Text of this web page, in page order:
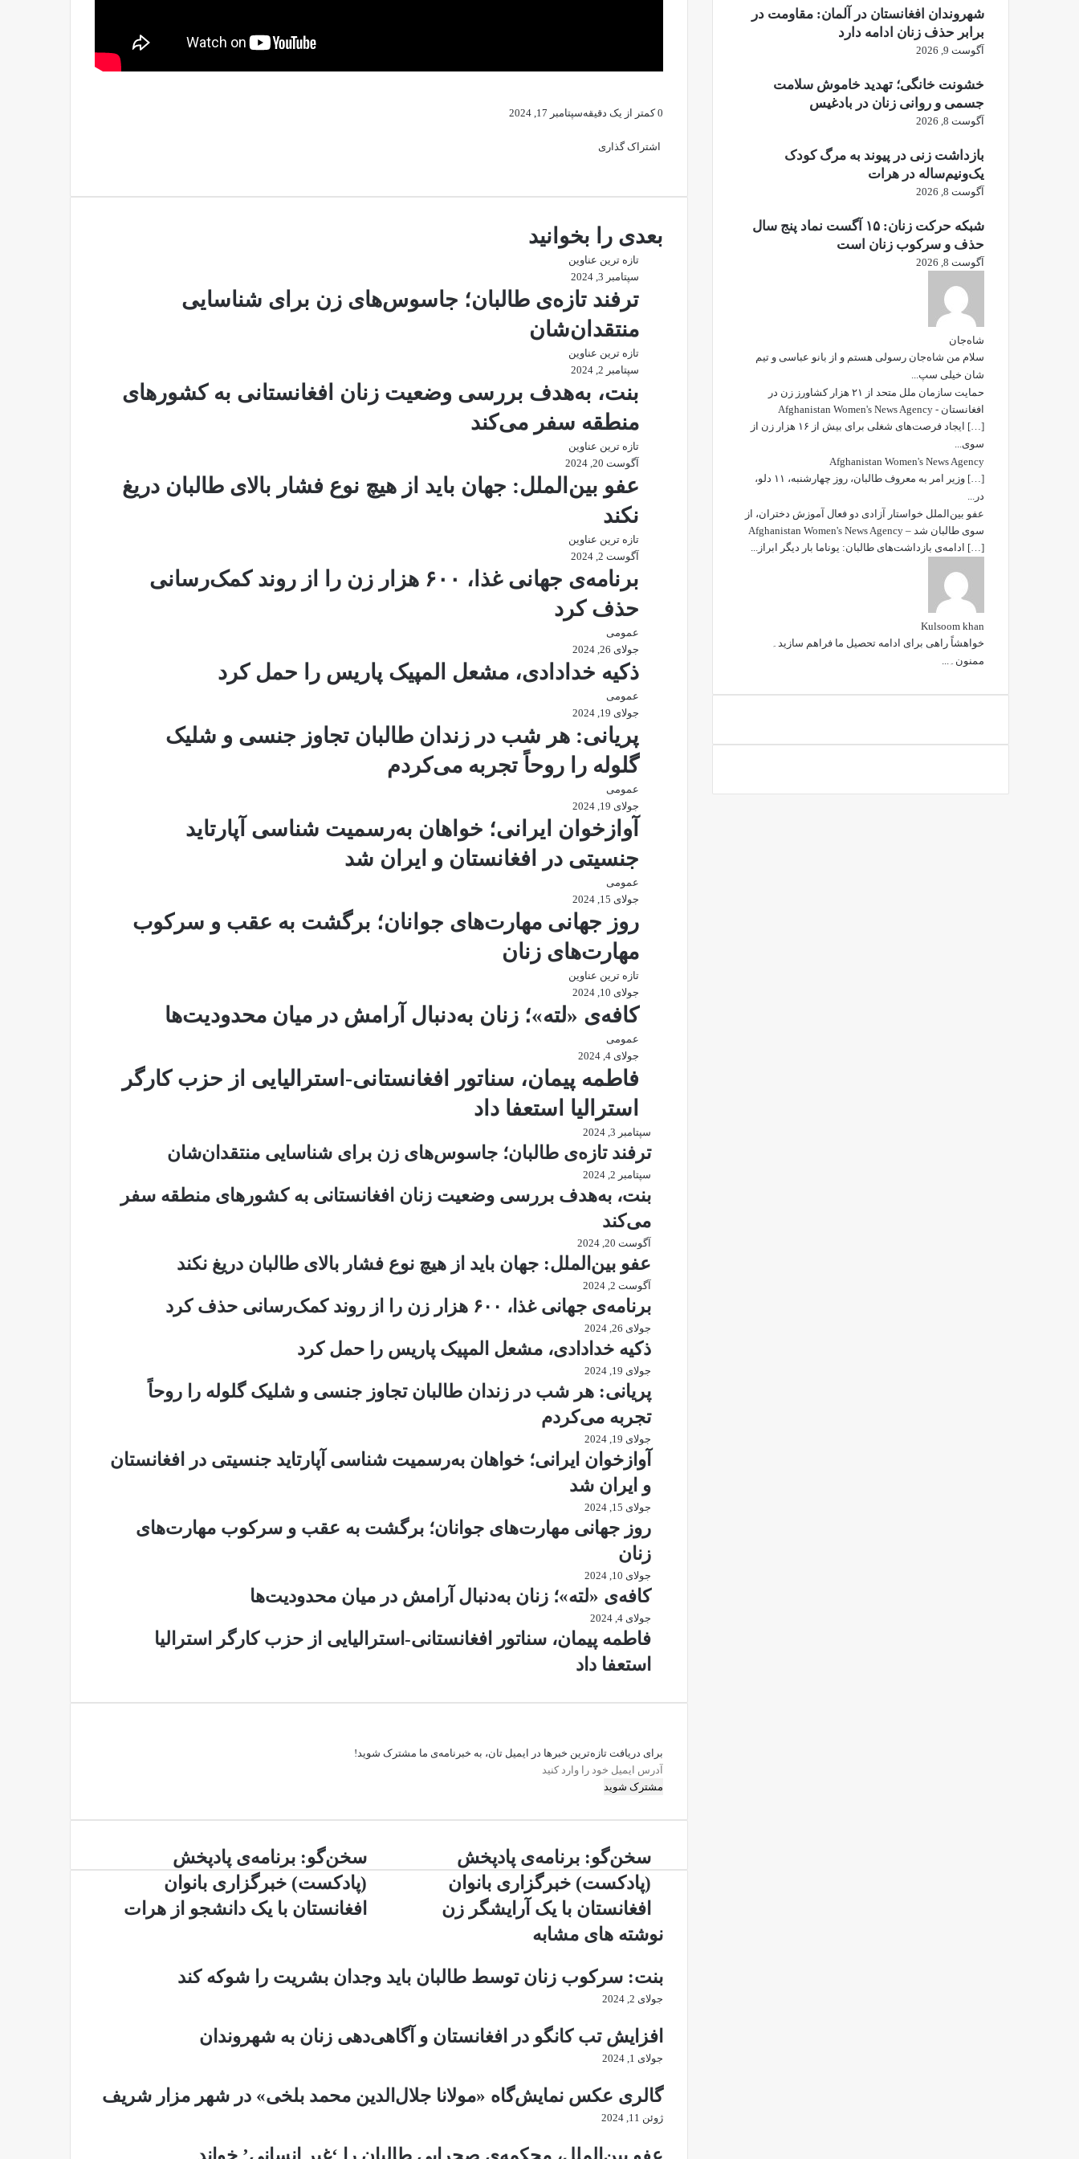
سپتامبر 17, 2024 0کمتر از یک دقیقه
بوک
آپ
اشتراک گذاری
از
بعدی را بخوانید
تازه ترین عناوین
سپتامبر 3, 2024
ترفند تازه‌ی طالبان؛ جاسوس‌های زن برای شناسایی
منتقدان‌شان
تازه ترین عناوین
سپتامبر 2, 2024
بنت، به‌هدف بررسی وضعیت زنان افغانستانی به کشورهای
منطقه سفر می‌کند
تازه ترین عناوین
آگوست 20, 2024
عفو بین‌الملل: جهان باید از هیچ نوع فشار بالای طالبان دریغ
نکند
تازه ترین عناوین
آگوست 2, 2024
برنامه‌ی جهانی غذا، ۶۰۰ هزار زن را از روند کمک‌رسانی
حذف کرد
عمومی
جولای 26, 2024
ذکیه خدادادی، مشعل المپیک پاریس را حمل کرد
عمومی
جولای 19, 2024
پریانی: هر شب در زندان طالبان تجاوز جنسی و شلیک
گلوله را روحاً تجربه می‌کردم
عمومی
جولای 19, 2024
آوازخوان ایرانی؛ خواهان به‌رسمیت شناسی آپارتاید
جنسیتی در افغانستان و ایران شد
عمومی
جولای 15, 2024
روز جهانی مهارت‌های جوانان؛ برگشت به عقب و سرکوب
مهارت‌های زنان
تازه ترین عناوین
جولای 10, 2024
کافه‌ی «لته»؛ زنان به‌دنبال آرامش در میان محدودیت‌ها
عمومی
جولای 4, 2024
فاطمه‌ پیمان، سناتور افغانستانی-استرالیایی از حزب کارگر
استرالیا استعفا داد
سپتامبر 3, 2024
ترفند تازه‌ی طالبان؛ جاسوس‌های زن برای شناسایی منتقدان‌شان
سپتامبر 2, 2024
بنت، به‌هدف بررسی وضعیت زنان افغانستانی به کشورهای منطقه سفر
می‌کند
آگوست 20, 2024
عفو بین‌الملل: جهان باید از هیچ نوع فشار بالای طالبان دریغ نکند
آگوست 2, 2024
برنامه‌ی جهانی غذا، ۶۰۰ هزار زن را از روند کمک‌رسانی حذف کرد
جولای 26, 2024
ذکیه خدادادی، مشعل المپیک پاریس را حمل کرد
جولای 19, 2024
پریانی: هر شب در زندان طالبان تجاوز جنسی و شلیک گلوله را روحاً
تجربه می‌کردم
جولای 19, 2024
آوازخوان ایرانی؛ خواهان به‌رسمیت شناسی آپارتاید جنسیتی در افغانستان
و ایران شد
جولای 15, 2024
روز جهانی مهارت‌های جوانان؛ برگشت به عقب و سرکوب مهارت‌های
زنان
جولای 10, 2024
کافه‌ی «لته»؛ زنان به‌دنبال آرامش در میان محدودیت‌ها
جولای 4, 2024
فاطمه‌ پیمان، سناتور افغانستانی-استرالیایی از حزب کارگر استرالیا
استعفا داد
برای دریافت تازه‌ترین خبرها در ایمیل تان، به خبرنامه‌ی ما مشترک شوید!
آدرس
ایمیل
را
کنید
سخن‌گو:
برنامه‌ی
پادپخش
(پادکست)
خبرگزاری
یک
هرات
سخن‌گو: برنامه‌ی پادپخش
(پادکست) خبرگزاری بانوان
افغانستان با یک دانشجو از هرات
سخن‌گو:
برنامه‌ی
پادپخش
(پادکست)
خبرگزاری
بانوان
یک
آرایشگر
سخن‌گو: برنامه‌ی پادپخش
(پادکست) خبرگزاری بانوان
افغانستان با یک آرایشگر زن
نوشته های مشابه
بنت: سرکوب زنان توسط طالبان باید وجدان بشریت را شوکه کند
جولای 2, 2024
افزایش تب کانگو در افغانستان و آگاهی‌دهی زنان به شهروندان
جولای 1, 2024
گالری عکس نمایش‌گاه «مولانا جلال‌الدین محمد بلخی» در شهر مزار شریف
ژوئن 11, 2024
شهروندان افغانستان در آلمان: مقاومت در
برابر حذف زنان ادامه دارد
آگوست 9, 2026
خشونت خانگی؛ تهدید خاموش سلامت
جسمی و روانی زنان در بادغیس
آگوست 8, 2026
بازداشت زنی در پیوند به مرگ کودک
یک‌ونیم‌ساله در هرات
آگوست 8, 2026
شبکه حرکت زنان: ۱۵ آگست نماد پنج سال
حذف و سرکوب زنان است
آگوست 8, 2026
شاه‌جان
سلام من شاه‌جان رسولی هستم و از بانو عباسی و تیم
شان خیلی سپ...
حمایت سازمان ملل متحد از ۲۱ هزار کشاورز زن در
افغانستان - Afghanistan Women's News Agency
[…] ایجاد فرصت‌های شغلی برای بیش از ۱۶ هزار زن از
سوی...
Afghanistan Women's News Agency
[…] وزیر امر به معروف طالبان، روز چهارشنبه، ۱۱ دلو،
در...
عفو بین‌الملل خواستار آزادی دو فعال آموزش دختران، از
سوی طالبان شد – Afghanistan Women's News Agency
[…] ادامه‌ی بازداشت‌های طالبان: یوناما بار دیگر ابراز...
Kulsoom khan
خواھشاً راھی برای ادامه تحصیل ما فراھم سازید۔
ممنون۔...